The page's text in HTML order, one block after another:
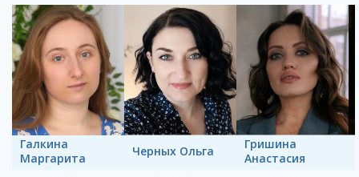
Галкина
Маргарита
Черных Ольга
Гришина
Анастасия